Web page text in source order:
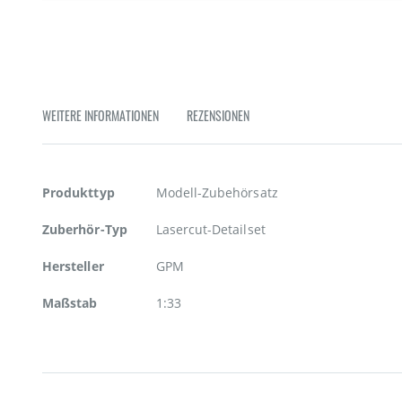
WEITERE INFORMATIONEN REZENSIONEN
Weitere
Produkttyp Modell-Zubehörsatz
Zuberhör-Typ Lasercut-Detailset
Hersteller GPM
Maßstab 1:33